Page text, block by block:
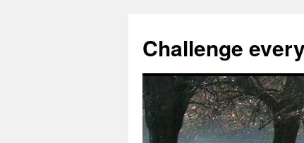
content
Challenge